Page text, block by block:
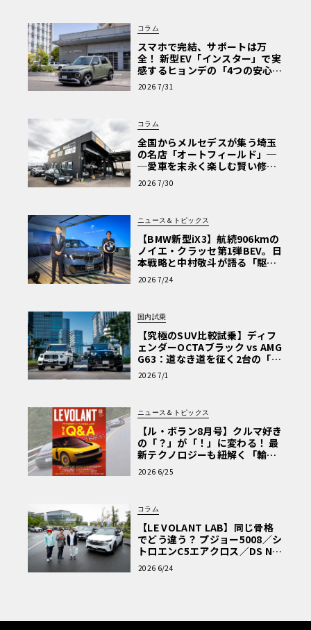
日常からグランドツーリングへ。超急速充電と1200km
超の航続距離
エレトレXは、最新の900Vアーキテクチャと52Lの燃料タン
る。電気のみによるEV航続距離は最大350kmに達し、日常
的な運転のほとんどをエンジンを稼働させることなくカバ
ーできる。さらに、総合航続距離は1200kmを超え、長距
離のドライブにおいても充電インフラを気にすることなく
計画を立てることが可能だ。
充電性能においても、市場に投入される電動車両の中で最
DC急速充電器を使用した場合、バッテリー残量20％から8
0％までをわずか9分で充電できる。日常の使い勝手と長距
離移動の実用性を高い次元で両立させているのが特徴だ。
パフォーマンスの面でも、ロータスのDNAは一切の妥協を
コラム
スマホで完結、サポートは万
全！ 新型EV「インスター」で実
感するヒョンデの「4つの安心」
【第1回・ヒョンデ6つの疑問：
Why? Hyundai?】〈PR〉
2026 7/31
コラム
全国からメルセデスが集う埼玉
の名店「オートフィールド」─
─愛車を末永く楽しむ賢い修理
術と、プロがフックス製オイル
を選ぶ理由〈PR〉
2026 7/30
ニュース＆トピックス
【BMW新型iX3】航続906kmの
ノイエ・クラッセ第1弾BEV。日
本戦略と中村敬斗が語る「駆け
ぬける歓び」
2026 7/24
国内試乗
【究極のSUV比較試乗】ディフ
ェンダーOCTAブラック vs AMG
G63：道なき道を征く2台の「対
極的アプローチ」
2026 7/1
ニュース＆トピックス
【ル・ボラン8月号】クルマ好き
の「？」が「！」に変わる！ 最
新テクノロジーも紐解く「輸入
車Q&A」
2026 6/25
コラム
【LE VOLANT LAB】同じ骨格
でどう違う？ プジョー5008／シ
トロエンC5エアクロス／DS Nº4
読者一気乗りレポート
2026 6/24